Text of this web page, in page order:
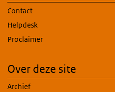
Contact
Helpdesk
Proclaimer
Over deze site
Archief